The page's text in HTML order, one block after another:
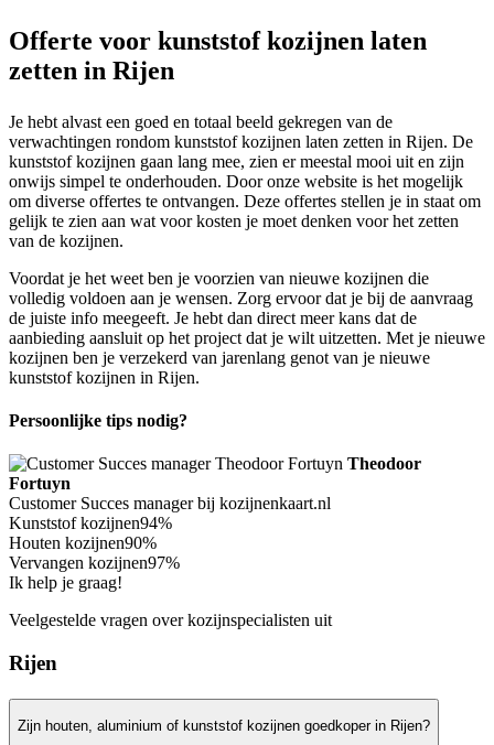
Offerte voor kunststof kozijnen laten
zetten in Rijen
Je hebt alvast een goed en totaal beeld gekregen van de
verwachtingen rondom kunststof kozijnen laten zetten in Rijen. De
kunststof kozijnen gaan lang mee, zien er meestal mooi uit en zijn
onwijs simpel te onderhouden. Door onze website is het mogelijk
om diverse offertes te ontvangen. Deze offertes stellen je in staat om
gelijk te zien aan wat voor kosten je moet denken voor het zetten
van de kozijnen.
Voordat je het weet ben je voorzien van nieuwe kozijnen die
volledig voldoen aan je wensen. Zorg ervoor dat je bij de aanvraag
de juiste info meegeeft. Je hebt dan direct meer kans dat de
aanbieding aansluit op het project dat je wilt uitzetten. Met je nieuwe
kozijnen ben je verzekerd van jarenlang genot van je nieuwe
kunststof kozijnen in Rijen.
Persoonlijke tips nodig?
Theodoor
Fortuyn
Customer Succes manager bij kozijnenkaart.nl
Kunststof kozijnen94%
Houten kozijnen90%
Vervangen kozijnen97%
Ik help je graag!
Veelgestelde vragen over kozijnspecialisten uit
Rijen
Zijn houten, aluminium of kunststof kozijnen goedkoper in Rijen?